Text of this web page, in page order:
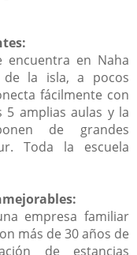
encuentra en Naha
de la isla, a pocos
fácilmente con
amplias aulas y la
de grandes
Toda la escuela
empresa familiar
más de 30 años de
de estancias